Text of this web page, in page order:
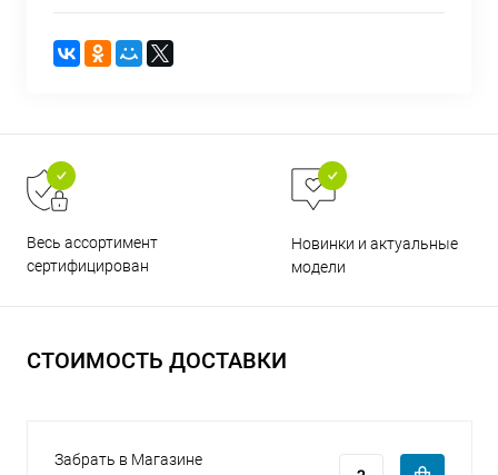
Весь ассортимент
сертифицирован
Новинки и актуальные
модели
СТОИМОСТЬ ДОСТАВКИ
Забрать в Магазине
8 800 302-02-51